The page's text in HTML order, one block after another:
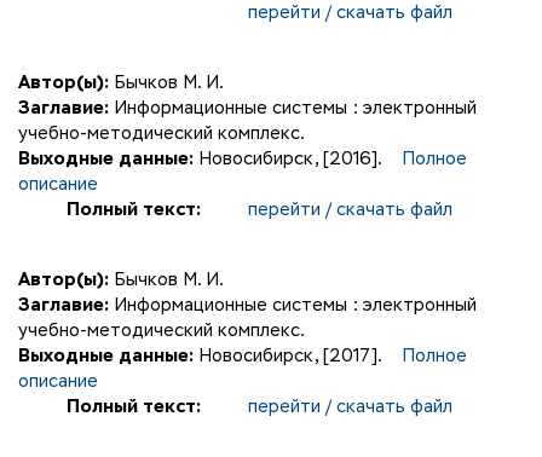
перейти / скачать файл
Автор(ы): Бычков М. И.
Заглавие: Информационные системы : электронный
учебно-методический комплекс.
Выходные данные: Новосибирск, [2016].
Полное
описание
Полный текст:
перейти / скачать файл
Автор(ы): Бычков М. И.
Заглавие: Информационные системы : электронный
учебно-методический комплекс.
Выходные данные: Новосибирск, [2017].
Полное
описание
Полный текст:
перейти / скачать файл